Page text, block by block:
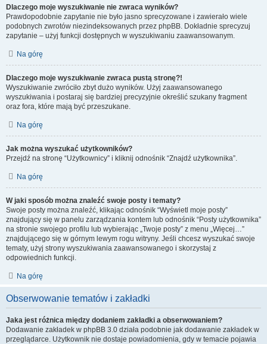
Dlaczego moje wyszukiwanie nie zwraca wyników?
Prawdopodobnie zapytanie nie było jasno sprecyzowane i zawierało wiele
podobnych zwrotów niezindeksowanych przez phpBB. Dokładnie sprecyzuj
zapytanie – użyj funkcji dostępnych w wyszukiwaniu zaawansowanym.
Na górę
Dlaczego moje wyszukiwanie zwraca pustą stronę?!
Wyszukiwanie zwróciło zbyt dużo wyników. Użyj zaawansowanego
wyszukiwania i postaraj się bardziej precyzyjnie określić szukany fragment
oraz fora, które mają być przeszukane.
Na górę
Jak można wyszukać użytkowników?
Przejdź na stronę “Użytkownicy” i kliknij odnośnik “Znajdź użytkownika”.
Na górę
W jaki sposób można znaleźć swoje posty i tematy?
Swoje posty można znaleźć, klikając odnośnik “Wyświetl moje posty”
znajdujący się w panelu zarządzania kontem lub odnośnik “Posty użytkownika”
na stronie swojego profilu lub wybierając „Twoje posty” z menu „Więcej…”
znajdującego się w górnym lewym rogu witryny. Jeśli chcesz wyszukać swoje
tematy, użyj strony wyszukiwania zaawansowanego i skorzystaj z
odpowiednich funkcji.
Na górę
Obserwowanie tematów i zakładki
Jaka jest różnica między dodaniem zakładki a obserwowaniem?
Dodawanie zakładek w phpBB 3.0 działa podobnie jak dodawanie zakładek w
przeglądarce. Użytkownik nie dostaje powiadomienia, gdy w temacie pojawia